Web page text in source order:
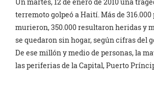
terremoto golpeó a Haití. Más de 316.000
murieron, 350.000 resultaron heridas y
se quedaron sin hogar, según cifras del
De ese millón y medio de personas, la
las periferias de la Capital, Puerto